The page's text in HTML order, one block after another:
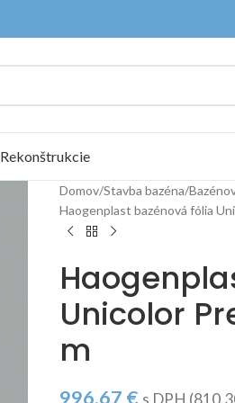
Rekonštrukcie
Domov Stavba bazéna
Haogenplast bazénová fólia
Unicolor
m
996,67 € s DPH (